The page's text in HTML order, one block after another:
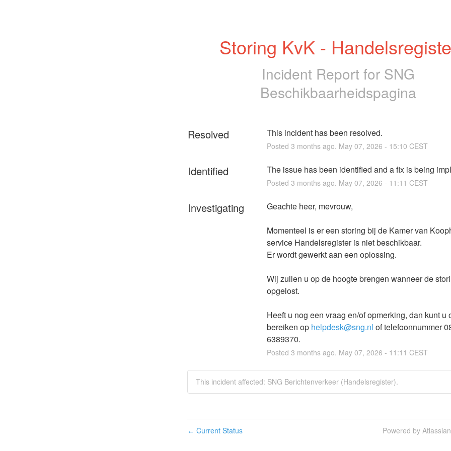
Storing KvK -
Incident Report for SNG
Beschikbaarheidspagina
Resolved This incident has been resolved.
Posted 3 months ago. May 07, 2026 - 15:10 CEST
Identified The issue has been identified and a fix is being
Posted 3 months ago. May 07, 2026 - 11:11 CEST
Investigating Geachte heer, mevrouw,
Momenteel is er een storing bij de Kamer van
service Handelsregister is niet beschikbaar.
Er wordt gewerkt aan een oplossing.
Wij zullen u op de hoogte brengen wanneer de
opgelost.
Heeft u nog een vraag en/of opmerking, dan kunt u
bereiken op helpdesk@sng.nl of telefoonnummer
6389370.
Posted 3 months ago. May 07, 2026 - 11:11 CEST
This incident affected: SNG Berichtenverkeer (Handelsregister).
← Current Status Powered by